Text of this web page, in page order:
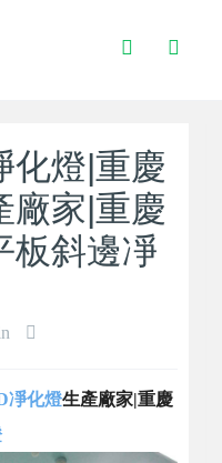
Toggle
Search
化燈|重慶
廠家|重慶
板斜邊凈
凈化燈生產廠家|重慶